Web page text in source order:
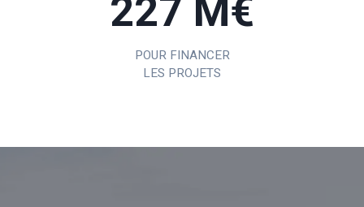
227 M€
POUR FINANCER
LES PROJETS